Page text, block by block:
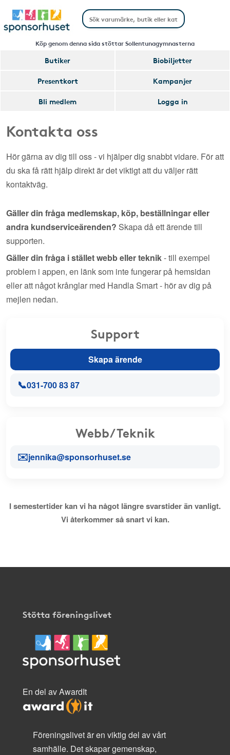
Köp genom denna sida stöttar Sollentunagymnasterna
Butiker
Biobiljetter
Presentkort
Kampanjer
Bli medlem
Logga in
Kontakta oss
Hör gärna av dig till oss - vi hjälper dig snabbt vidare. För att
du ska få rätt hjälp direkt är det viktigt att du väljer rätt
kontaktväg.
Gäller din fråga medlemskap, köp, beställningar eller
andra kundserviceärenden? Skapa då ett ärende till
supporten.
Gäller din fråga i stället webb eller teknik- till exempel
problem i appen, en länk som inte fungerar på hemsidan
eller att något krånglar med Handla Smart - hör av dig på
mejlen nedan.
Support
Skapa ärende
📞031-700 83 87
Webb/Teknik
✉️jennika@sponsorhuset.se
I semestertider kan vi ha något längre svarstider än vanligt.
Vi återkommer så snart vi kan.
Stötta föreningslivet
En del av AwardIt
Föreningslivet är en viktig del av vårt
samhälle. Det skapar gemenskap,